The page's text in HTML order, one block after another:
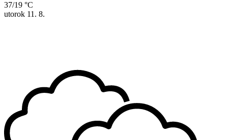
37/19 °C
utorok 11. 8.